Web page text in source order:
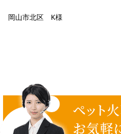
岡山市北区 K様